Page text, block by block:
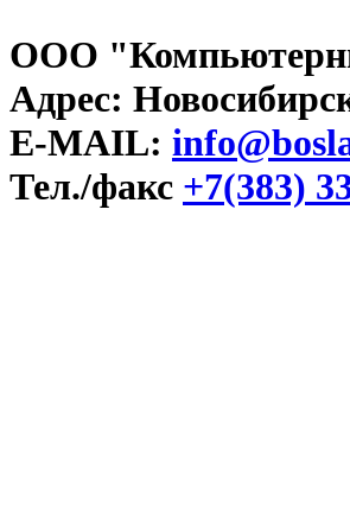
ООО
Адрес:
E-MAIL:
Тел./факс +7(383)